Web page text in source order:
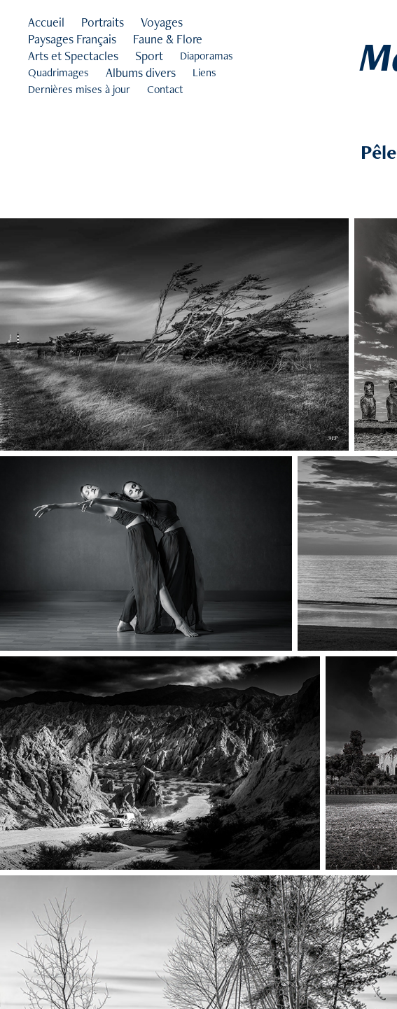
Accueil Portraits
Voyages
Paysages Français
Faune & Flore
Arts et Spectacles
Sport
Diaporamas
Quadrimages
Albums divers
Liens
Dernières mises à jour
Contact